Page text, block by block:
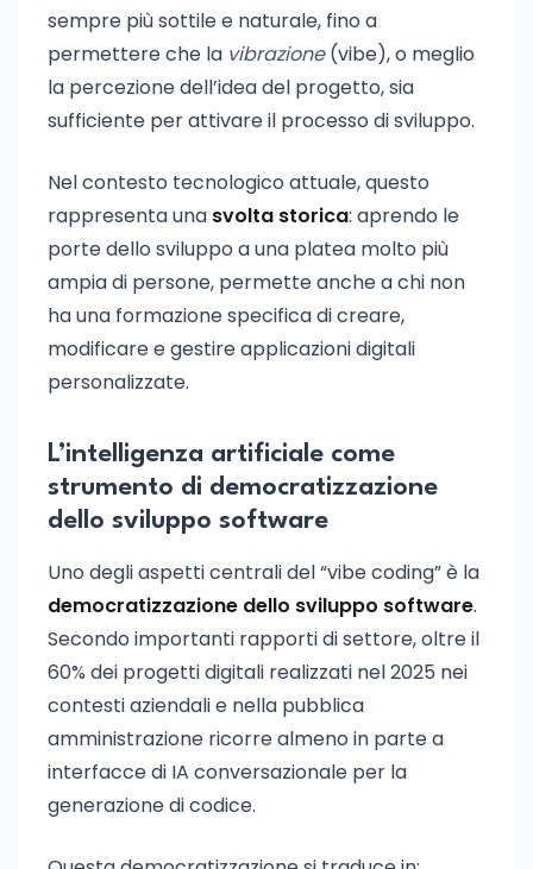
sempre più sottile e naturale, fino a
permettere che la vibrazione(vibe), o meglio
la percezione dell’idea del progetto, sia
sufficiente per attivare il processo di sviluppo.
Nel contesto tecnologico attuale, questo
rappresenta una svolta storica: aprendo le
porte dello sviluppo a una platea molto più
ampia di persone, permette anche a chi non
ha una formazione specifica di creare,
modificare e gestire applicazioni digitali
personalizzate.
L’intelligenza artificiale come
strumento di democratizzazione
dello sviluppo software
Uno degli aspetti centrali del “vibe coding” è la
democratizzazione dello sviluppo software.
Secondo importanti rapporti di settore, oltre il
60% dei progetti digitali realizzati nel 2025 nei
contesti aziendali e nella pubblica
amministrazione ricorre almeno in parte a
interfacce di IA conversazionale per la
generazione di codice.